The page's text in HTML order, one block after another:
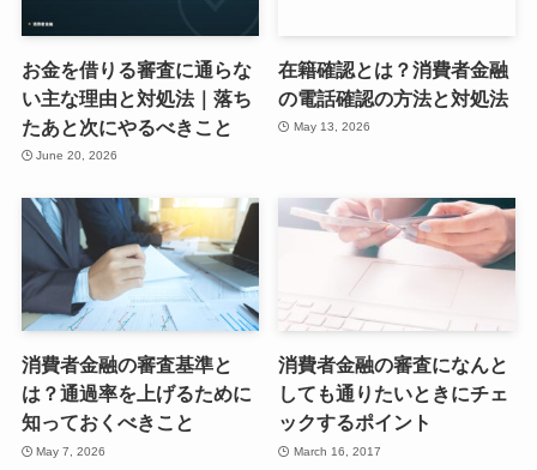
お金を借りる審査に通らな
い主な理由と対処法｜落ち
たあと次にやるべきこと
June 20, 2026
在籍確認とは？消費者金融
の電話確認の方法と対処法
May 13, 2026
消費者金融の審査基準と
は？通過率を上げるために
知っておくべきこと
May 7, 2026
消費者金融の審査になんと
しても通りたいときにチェ
ックするポイント
March 16, 2017